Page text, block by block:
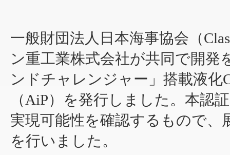
一般財団法人日本海事協会（
ン重工業株式会社が共同で開発
ンドチャレンジャー」搭載液化
（AiP）を発行しました。本認
実現可能性を確認するもので、
を行いました。